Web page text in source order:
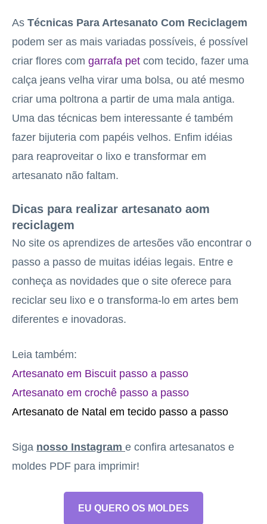
As Técnicas Para Artesanato Com Reciclagem
podem ser as mais variadas possíveis, é possível
criar flores com garrafa pet com tecido, fazer uma
calça jeans velha virar uma bolsa, ou até mesmo
criar uma poltrona a partir de uma mala antiga.
Uma das técnicas bem interessante é também
fazer bijuteria com papéis velhos. Enfim idéias
para reaproveitar o lixo e transformar em
artesanato não faltam.
Dicas para realizar artesanato aom
reciclagem
No site os aprendizes de artesões vão encontrar o
passo a passo de muitas idéias legais. Entre e
conheça as novidades que o site oferece para
reciclar seu lixo e o transforma-lo em artes bem
diferentes e inovadoras.
Leia também:
Artesanato em Biscuit passo a passo
Artesanato em crochê passo a passo
Artesanato de Natal em tecido passo a passo
Siga nosso Instagram e confira artesanatos e
moldes PDF para imprimir!
EU QUERO OS MOLDES